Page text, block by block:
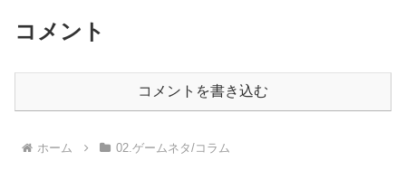
コメント
コメントを書き込む
ホーム 02.ゲームネタ/コラム